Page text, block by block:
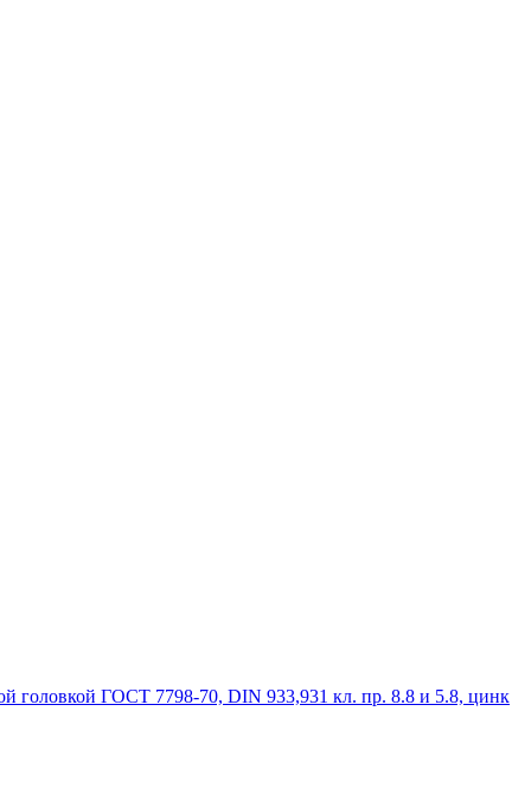
головкой ГОСТ 7798-70, DIN 933,931 кл. пр. 8.8 и 5.8, цинк